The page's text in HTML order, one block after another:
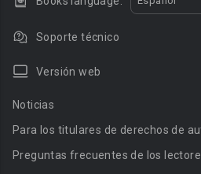
Soporte técnico
Versión web
Noticias
Para los titulares de derechos de
Preguntas frecuentes de los